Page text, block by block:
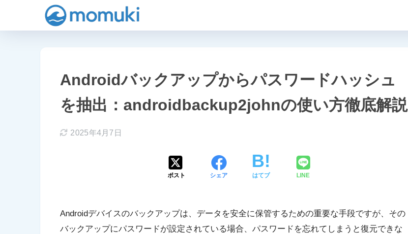
Androidバックアップからパスワードハッシュ
を抽出：androidbackup2johnの使い方徹底解説
2025年4月7日
ポスト シェア はてブ LINE
Androidデバイスのバックアップは、データを安全に保管するための重要な手段ですが、その
バックアップにパスワードが設定されている場合、パスワードを忘れてしまうと復元できな